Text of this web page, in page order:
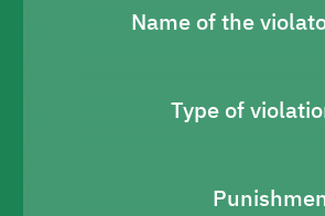
Name of the
Type of